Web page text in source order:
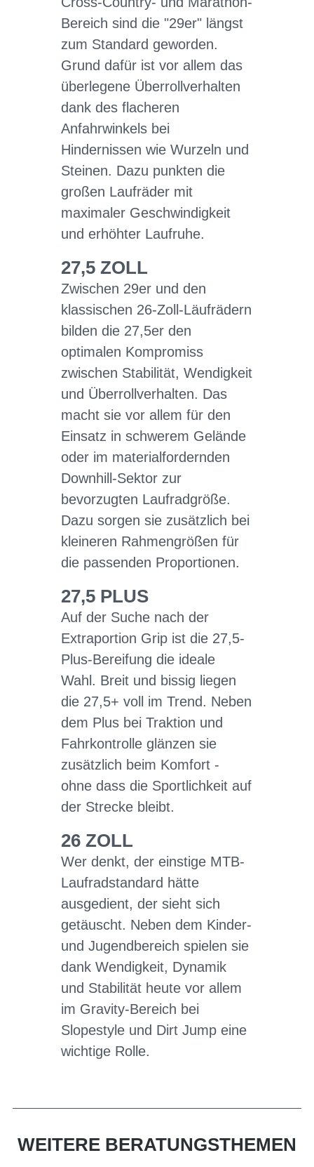
Bereich sind die "29er" längst
zum Standard geworden.
Grund dafür ist vor allem das
überlegene Überrollverhalten
dank des flacheren
Anfahrwinkels bei
Hindernissen wie Wurzeln und
Steinen. Dazu punkten die
großen Laufräder mit
maximaler Geschwindigkeit
und erhöhter Laufruhe.
27,5 ZOLL
Zwischen 29er und den
klassischen 26-Zoll-Läufrädern
bilden die 27,5er den
optimalen Kompromiss
zwischen Stabilität, Wendigkeit
und Überrollverhalten. Das
macht sie vor allem für den
Einsatz in schwerem Gelände
oder im materialfordernden
Downhill-Sektor zur
bevorzugten Laufradgröße.
Dazu sorgen sie zusätzlich bei
kleineren Rahmengrößen für
die passenden Proportionen.
27,5 PLUS
Auf der Suche nach der
Extraportion Grip ist die 27,5-
Plus-Bereifung die ideale
Wahl. Breit und bissig liegen
die 27,5+ voll im Trend. Neben
dem Plus bei Traktion und
Fahrkontrolle glänzen sie
zusätzlich beim Komfort -
ohne dass die Sportlichkeit auf
der Strecke bleibt.
26 ZOLL
Wer denkt, der einstige MTB-
Laufradstandard hätte
ausgedient, der sieht sich
getäuscht. Neben dem Kinder-
und Jugendbereich spielen sie
dank Wendigkeit, Dynamik
und Stabilität heute vor allem
im Gravity-Bereich bei
Slopestyle und Dirt Jump eine
wichtige Rolle.
WEITERE BERATUNGSTHEMEN